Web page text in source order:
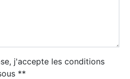
j'accepte les conditions
**